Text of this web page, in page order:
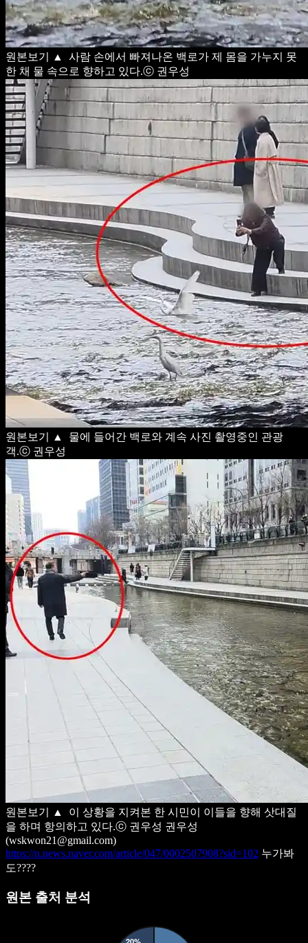
원본보기
▲ 사람 손에서 빠져나온 백로가 제 몸을 가누지 못
한 채 물 속으로 향하고 있다.ⓒ 권우성
원본보기
▲ 물에 들어간 백로와 계속 사진 촬영중인 관광
객.ⓒ 권우성
원본보기
▲ 이 상황을 지켜본 한 시민이 이들을 향해 삿대질
을 하며 항의하고 있다.ⓒ 권우성 권우성
(wskwon21@gmail.com)
https://n.news.naver.com/article/047/0002507908?sid=102 누가봐
도????
원본 출처 분석